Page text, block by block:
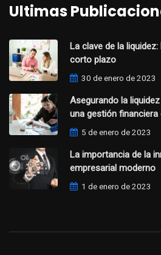
Ultimas
La clave de la
corto plazo
30 de enero de 2023
Asegurando la
una gestión financiera
5 de enero de 2023
La importancia de la
empresarial moderno
1 de enero de 2023